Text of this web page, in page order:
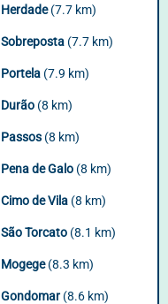
Herdade(7.7 km)
Sobreposta (7.7 km)
Portela (7.9 km)
Durão (8 km)
Passos (8 km)
Pena de Galo (8 km)
Cimo de Vila (8 km)
São Torcato (8.1 km)
Mogege(8.3 km)
Gondomar(8.6 km)